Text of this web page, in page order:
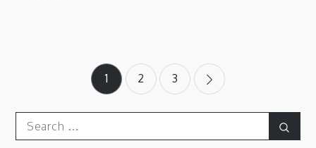
Pagination
des
1 2 3
Search
for: